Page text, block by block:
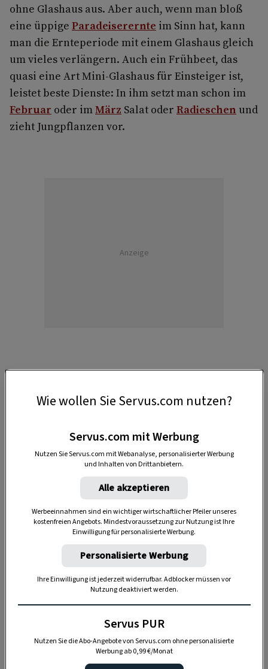
ohne Glashaus aus. Aber auch, wenn man bloß
eine üppige Paradeiserernte im Sinn hat, kann
man die Ernteperiode mit einem Glashaus gleich
um vieles verlängern. Auch ein Frühbeet, das
quasi eine Art Mini-Glashaus für Einsteiger ist,
leistet beste Dienste: In ihm setzt man schon im
Februar oder imMärz Salat oder Radieschen und
zieht Jungpflanzen vor.
Anzeige
Gärtnern mit dem Frühbeet
Lichtverhältnisse wie im Freien
Allerdings ist Glashaus nicht gleich Glashaus und
Wie wollen Sie Servus.com nutzen?
Servus.com mit Werbung
Nutzen Sie Servus.com mit Webanalyse, personalisierter Werbung
und Inhalten von Drittanbietern.
Alle akzeptieren
Werbeeinnahmen sind ein wichtiger wirtschaftlicher Pfeiler unseres
kostenfreien Angebots. Mindestvoraussetzung zur Nutzung ist Ihre
Einwilligung für personalisierte Werbung.
Personalisierte Werbung
Ihre Einwilligung ist jederzeit widerrufbar. Adblocker müssen vor
Nutzung deaktiviert werden.
Servus PUR
Nutzen Sie die Abo-Angebote von Servus.com ohne personalisierte
Werbung ab 0,99 €/Monat